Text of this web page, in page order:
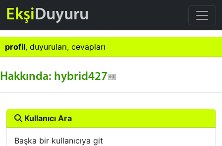
EkşiDuyuru
profil, duyuruları, cevapları
Hakkında: hybrid427
Kullanıcı Ara
Başka bir kullanıcıya git